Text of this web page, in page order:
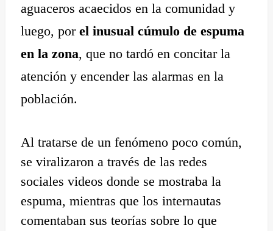
aguaceros acaecidos en la comunidad y
luego, por el inusual cúmulo de espuma
en la zona, que no tardó en concitar la
atención y encender las alarmas en la
población.
Al tratarse de un fenómeno poco común,
se viralizaron a través de las redes
sociales videos donde se mostraba la
espuma, mientras que los internautas
comentaban sus teorías sobre lo que